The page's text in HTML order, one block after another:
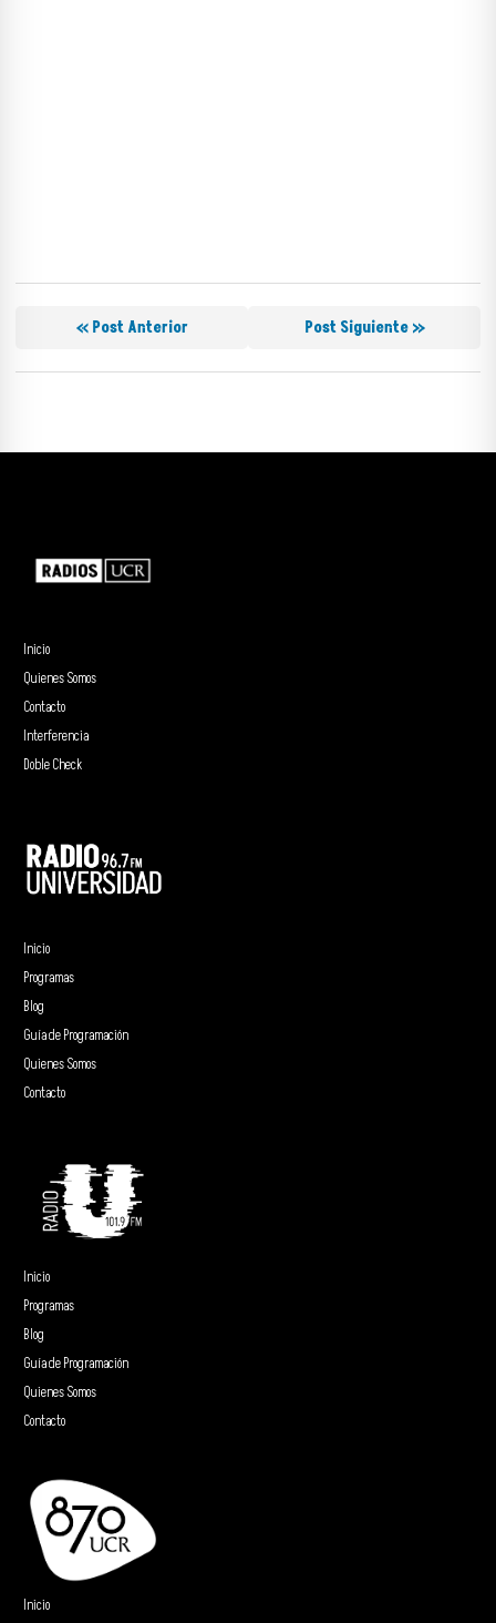
« Post Anterior Post Siguiente »
Inicio
Quienes Somos
Contacto
Interferencia
Doble Check
Inicio
Programas
Blog
Guía de Programación
Quienes Somos
Contacto
Inicio
Programas
Blog
Guía de Programación
Quienes Somos
Contacto
Inicio